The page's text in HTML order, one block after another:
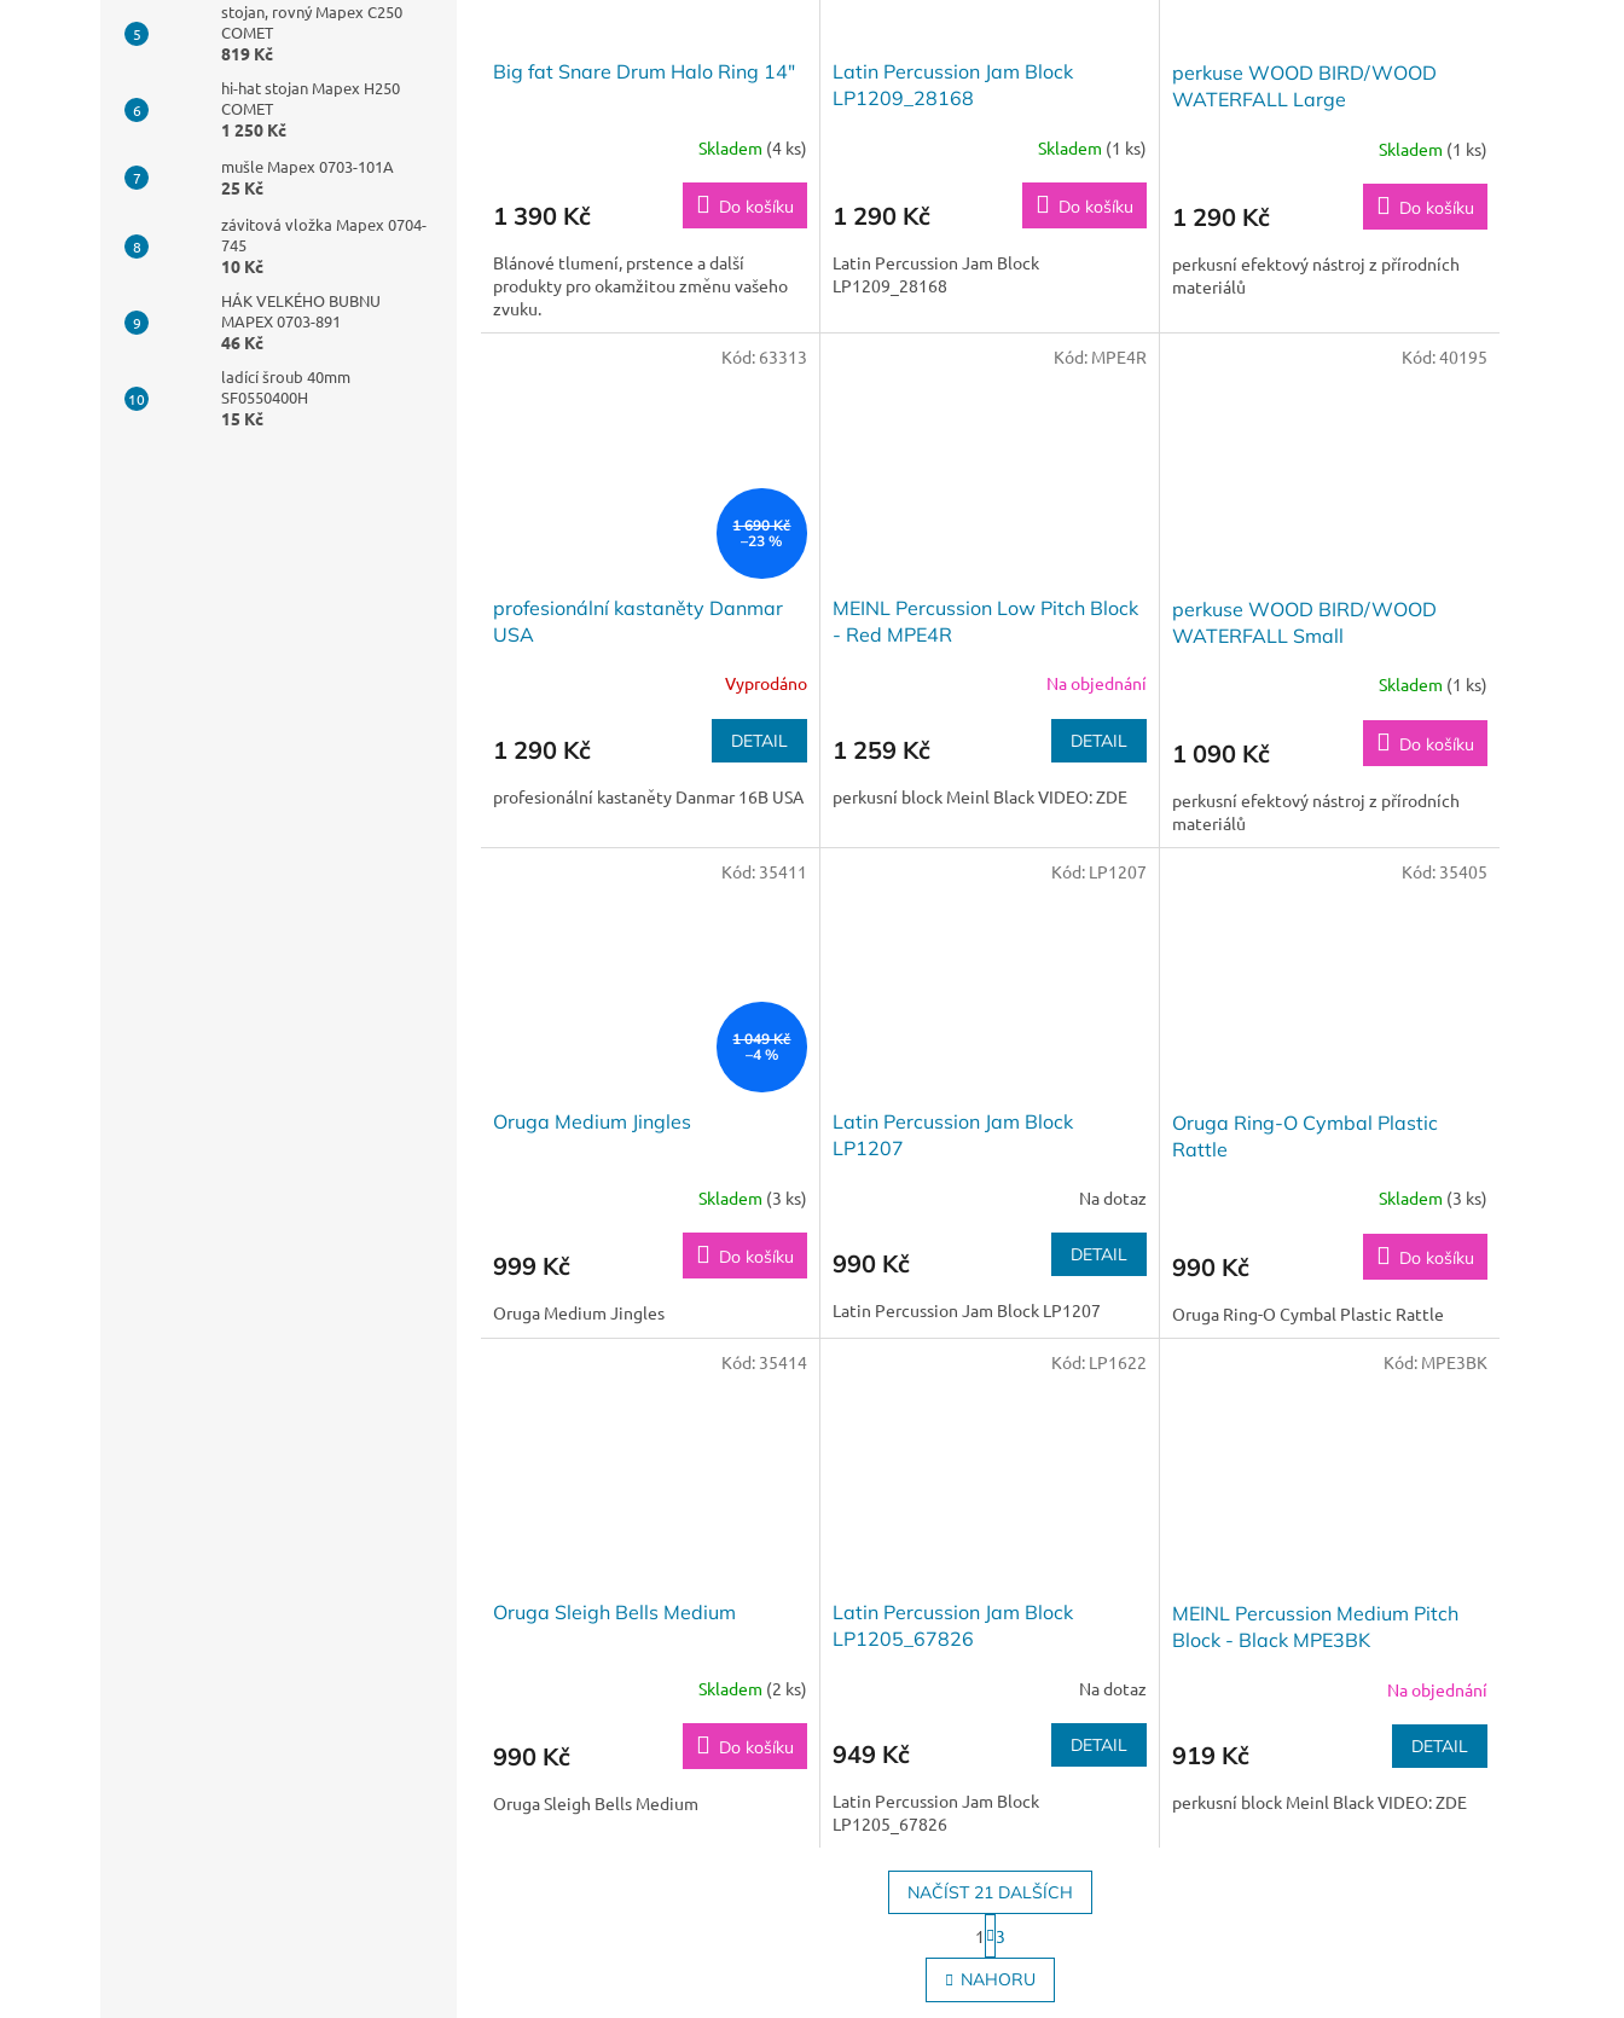
stojan, rovný Mapex C250
COMET
819 Kč
hi-hat stojan Mapex H250
COMET
1 250 Kč
mušle Mapex 0703-101A
25 Kč
závitová vložka Mapex 0704-
745
10 Kč
HÁK VELKÉHO BUBNU
MAPEX 0703-891
46 Kč
ladící šroub 40mm
SF0550400H
15 Kč
Big fat Snare Drum Halo Ring 14"
Skladem (4 ks)
1 390 Kč Do košíku
Blánové tlumení, prstence a další
produkty pro okamžitou změnu vašeho
zvuku.
Latin Percussion Jam Block
LP1209_28168
Skladem (1 ks)
1 290 Kč Do košíku
Latin Percussion Jam Block
LP1209_28168
perkuse WOOD BIRD/WOOD
WATERFALL Large
Skladem (1 ks)
1 290 Kč Do košíku
perkusní efektový nástroj z přírodních
materiálů
1 690 Kč
–23 %
profesionální kastaněty Danmar
USA
Vyprodáno
1 290 Kč DETAIL
profesionální kastaněty Danmar 16B USA
Kód: 63313
MEINL Percussion Low Pitch Block
- Red MPE4R
Na objednání
1 259 Kč DETAIL
perkusní block Meinl Black VIDEO: ZDE
Kód: MPE4R
perkuse WOOD BIRD/WOOD
WATERFALL Small
Skladem (1 ks)
1 090 Kč Do košíku
perkusní efektový nástroj z přírodních
materiálů
Kód:40195
1 049 Kč
–4 %
Oruga Medium Jingles
Skladem (3 ks)
999 Kč Do košíku
Oruga Medium Jingles
Kód: 35411
Latin Percussion Jam Block
LP1207
Na dotaz
990 Kč DETAIL
Latin Percussion Jam Block LP1207
Kód: LP1207
Oruga Ring-O Cymbal Plastic
Rattle
Skladem (3 ks)
990 Kč Do košíku
Oruga Ring-O Cymbal Plastic Rattle
Kód: 35405
Oruga Sleigh Bells Medium
Skladem (2 ks)
990 Kč Do košíku
Oruga Sleigh Bells Medium
Kód: 35414
Latin Percussion Jam Block
LP1205_67826
Na dotaz
949 Kč DETAIL
Latin Percussion Jam Block
LP1205_67826
Kód: LP1622
MEINL Percussion Medium Pitch
Block - Black MPE3BK
Na objednání
919 Kč DETAIL
perkusní block Meinl Black VIDEO: ZDE
Kód: MPE3BK
O
v
NAČÍST 21 DALŠÍCH
S
t
r
á
n
1 3
NAHORU